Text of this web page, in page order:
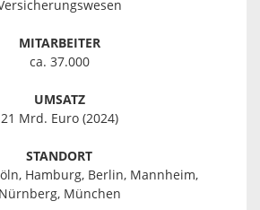
MITARBEITER
ca. 37.000
UMSATZ
21 Mrd. Euro (2024)
STANDORT
Hamburg, Berlin, Mannheim,
Nürnberg, München